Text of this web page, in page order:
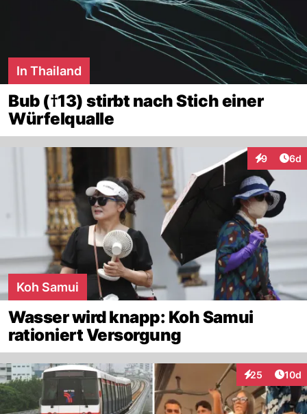
In Thailand
Bub (†13) stirbt nach Stich einer
Würfelqualle
9 6d
Koh Samui
Wasser wird knapp: Koh Samui
rationiert Versorgung
25
Interaktionen
10d